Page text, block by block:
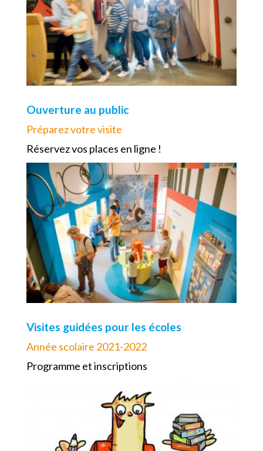
Ouverture au public
Préparez votre visite
Réservez vos places en ligne !
Visites guidées pour les écoles
Année scolaire 2021-2022
Programme et inscriptions